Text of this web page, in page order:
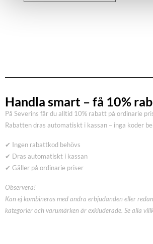
Handla smart – få 10%
På Severins får du alltid 10% rabatt på ordinarie
Rabatten dras automatiskt i kassan – inga koder
✔ Ingen rabattkod behövs
✔ Dras automatiskt i kassan
✔ Gäller på ordinarie priser
Observera!
Kan ej kombineras med andra erbjudanden eller
kategorier och varumärken är exkluderade. Se alla